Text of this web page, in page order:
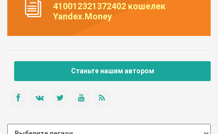
410012321372402 кошелек
Yandex.Money
Станьте нашим автором